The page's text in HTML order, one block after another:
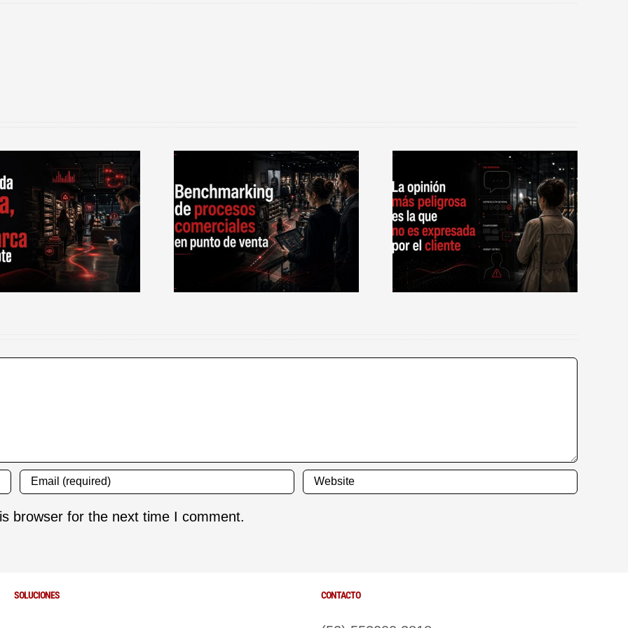
Benchmarking de
procesos comerciales en
punto de venta
La opinión más
peligrosa es la que no es
expresada por el cliente
Share of Choice: la
diferencia entre ser
conocido y ser elegido
browser for the next time I comment.
SOLUCIONES CONTACTO